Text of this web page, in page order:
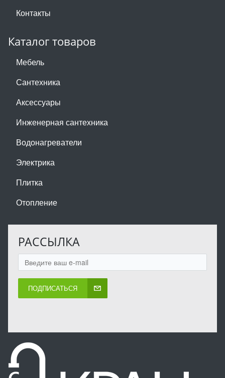
Контакты
Каталог товаров
Мебель
Сантехника
Аксессуары
Инженерная сантехника
Водонагреватели
Электрика
Плитка
Отопление
РАССЫЛКА
ПОДПИСАТЬСЯ